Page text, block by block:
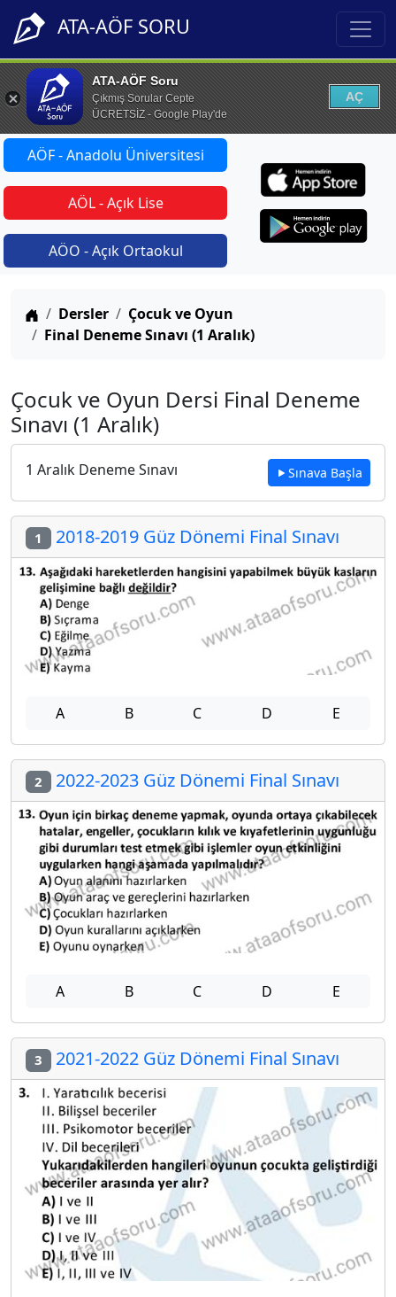
ATA-AÖF SORU
ATA-AÖF Soru
Çıkmış Sorular Cepte
ÜCRETSİZ - Google Play'de
AÇ
AÖF - Anadolu Üniversitesi
AÖL - Açık Lise
AÖO - Açık Ortaokul
Anasayfa
Dersler
Çocuk ve Oyun
Final Deneme Sınavı (1 Aralık)
Çocuk ve Oyun Dersi Final Deneme
Sınavı (1 Aralık)
1 Aralık Deneme Sınavı Sınava Başla
1 2018-2019 Güz Dönemi Final Sınavı
A B C D E
2 2022-2023 Güz Dönemi Final Sınavı
A B C D E
3 2021-2022 Güz Dönemi Final Sınavı